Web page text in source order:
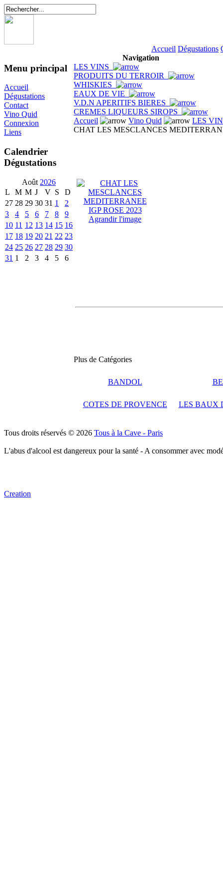
Accueil Dégustations
Menu principal
Accueil
Dégustations
Contact
Vino Quid
Connexion
Liens
Calendrier
Dégustations
Août 2026
L
M M J V S
D
27 28 29 30 31 1
2
3
4 5 6 7 8
9
10 11 12 13 14 15 16
17 18 19 20 21 22 23
24 25 26 27 28 29 30
31 1 2 3 4 5 6
Navigation
LES VINS
PRODUITS DU TERROIR
WHISKIES
EAUX DE VIE
V.D.N APERITIFS BIERES
CREMES LIQUEURS SIROPS
Accueil
Vino Quid
LES
CHAT LES MESCLANCES
Agrandir l'image
Plus de Catégories
BANDOL
COTES DE PROVENCE LES BAUX
Tous droits réservés © 2026 Tous à la Cave - Paris
L'abus d'alcool est dangereux pour la santé - A consommer avec
Creation